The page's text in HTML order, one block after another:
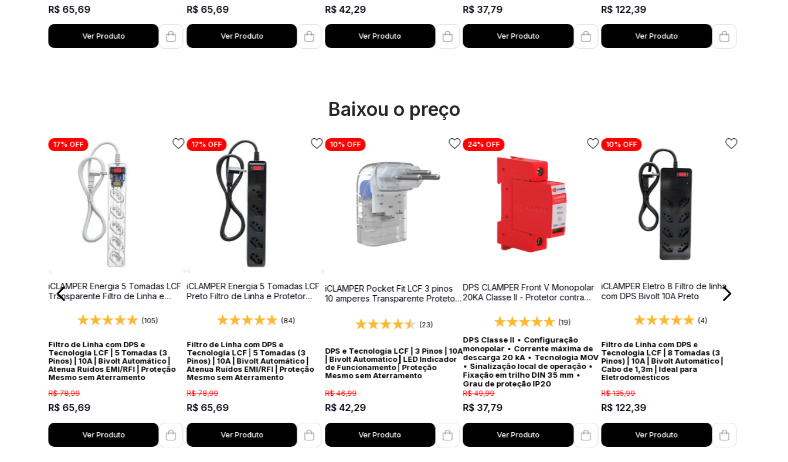
R$ 65,69
Ver Produto
R$ 65,69
Ver Produto
R$ 42,29
Ver Produto
R$ 37,79
Ver Produto
R$ 122,39
Ver Produto
Baixou o preço
17% OFF
iCLAMPER Energia 5 Tomadas LCF
Transparente Filtro de Linha e
(105)
Filtro de Linha com DPS e
Tecnologia LCF | 5 Tomadas (3
Pinos) | 10A | Bivolt Automático |
Atenua Ruídos EMI/RFI | Proteção
Mesmo sem Aterramento
R$ 78,99
R$ 65,69
Ver Produto
17% OFF
iCLAMPER Energia 5 Tomadas LCF
Preto Filtro de Linha e Protetor
(84)
Filtro de Linha com DPS e
Tecnologia LCF | 5 Tomadas (3
Pinos) | 10A | Bivolt Automático |
Atenua Ruídos EMI/RFI | Proteção
Mesmo sem Aterramento
R$ 78,99
R$ 65,69
Ver Produto
10%OFF
iCLAMPER Pocket Fit LCF 3 pinos
10 amperes Transparente Protetor
(23)
DPS e Tecnologia LCF | 3 Pinos | 10A
| Bivolt Automático | LED Indicador
de Funcionamento | Proteção
Mesmo sem Aterramento
R$ 46,99
R$ 42,29
Ver Produto
24% OFF
DPS CLAMPER Front V Monopolar
20KA Classe II - Protetor contra
(19)
DPS Classe II • Configuração
monopolar• Corrente máxima de
descarga 20 kA• Tecnologia MOV
• Sinalização local de operação•
Fixação em trilho DIN 35 mm •
Grau de proteção IP20
R$ 49,99
R$ 37,79
Ver Produto
10% OFF
iCLAMPER Eletro 8 Filtro de linha
com DPS Bivolt 10A Preto
(4)
Filtro de Linha com DPS e
Tecnologia LCF | 8 Tomadas (3
Pinos) | 10A | Bivolt Automático |
Cabo de 1,3m | Ideal para
Eletrodomésticos
R$ 135,99
R$ 122,39
Ver Produto